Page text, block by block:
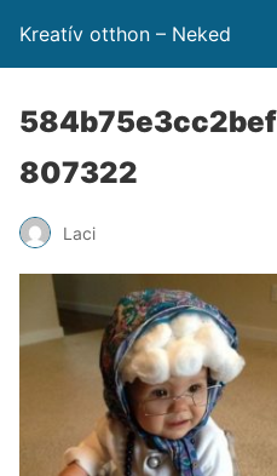
Kreatív otthon – Neked
807322
Laci